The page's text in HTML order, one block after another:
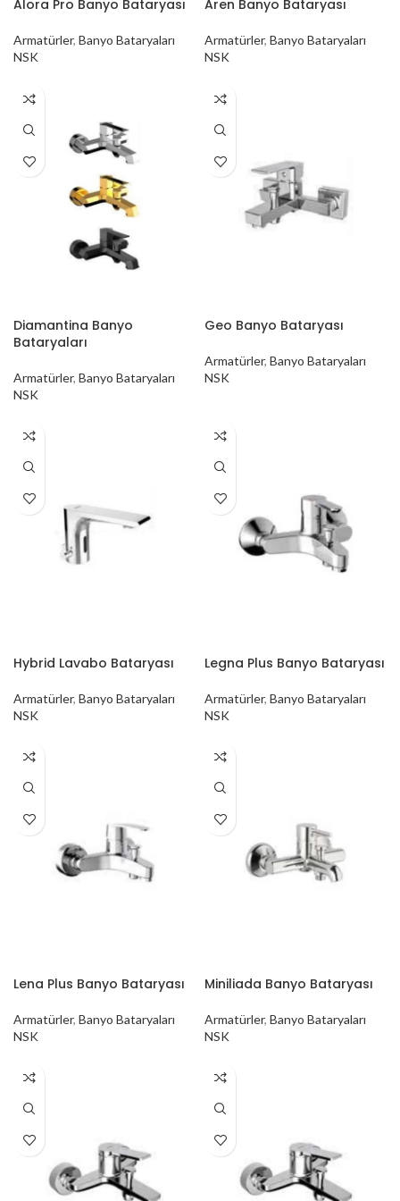
Alora Pro Banyo Bataryası
Armatürler, Banyo Bataryaları
NSK
Aren Banyo Bataryası
Armatürler, Banyo Bataryaları
NSK
Diamantina Banyo
Bataryaları
Armatürler, Banyo Bataryaları
NSK
Geo Banyo Bataryası
Armatürler, Banyo Bataryaları
NSK
Hybrid Lavabo Bataryası
Armatürler, Banyo Bataryaları
NSK
Legna Plus Banyo Bataryası
Armatürler, Banyo Bataryaları
NSK
Lena Plus Banyo Bataryası
Armatürler, Banyo Bataryaları
NSK
Miniliada Banyo Bataryası
Armatürler, Banyo Bataryaları
NSK